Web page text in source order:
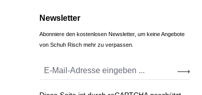
Newsletter
Abonniere den kostenlosen Newsletter, um keine Angebote
von Schuh Risch mehr zu verpassen.